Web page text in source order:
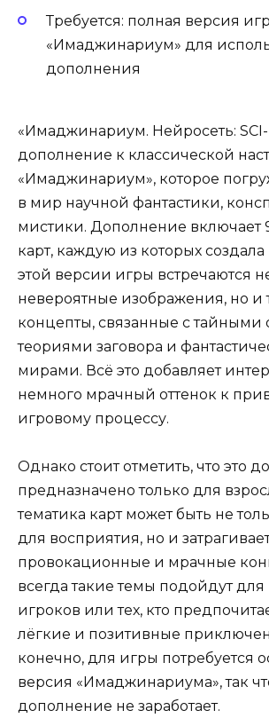
Требуется: полная версия
«Имаджинариум» для
дополнения
«Имаджинариум. Нейросеть: SCI-
дополнение к классической
«Имаджинариум», которое
в мир научной фантастики,
мистики. Дополнение включает
карт, каждую из которых
этой версии игры встречаются
невероятные изображения, но и
концепты, связанные с тайными
теориями заговора и
мирами. Всё это добавляет
немного мрачный оттенок к
игровому процессу.
Однако стоит отметить, что это
предназначено только для
тематика карт может быть не
для восприятия, но и
провокационные и мрачные
всегда такие темы подойдут
игроков или тех, кто
лёгкие и позитивные
конечно, для игры потребуется
версия «Имаджинариума», так
дополнение не заработает.